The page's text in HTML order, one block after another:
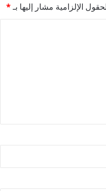
الإلزامية مشار إليها بـ*